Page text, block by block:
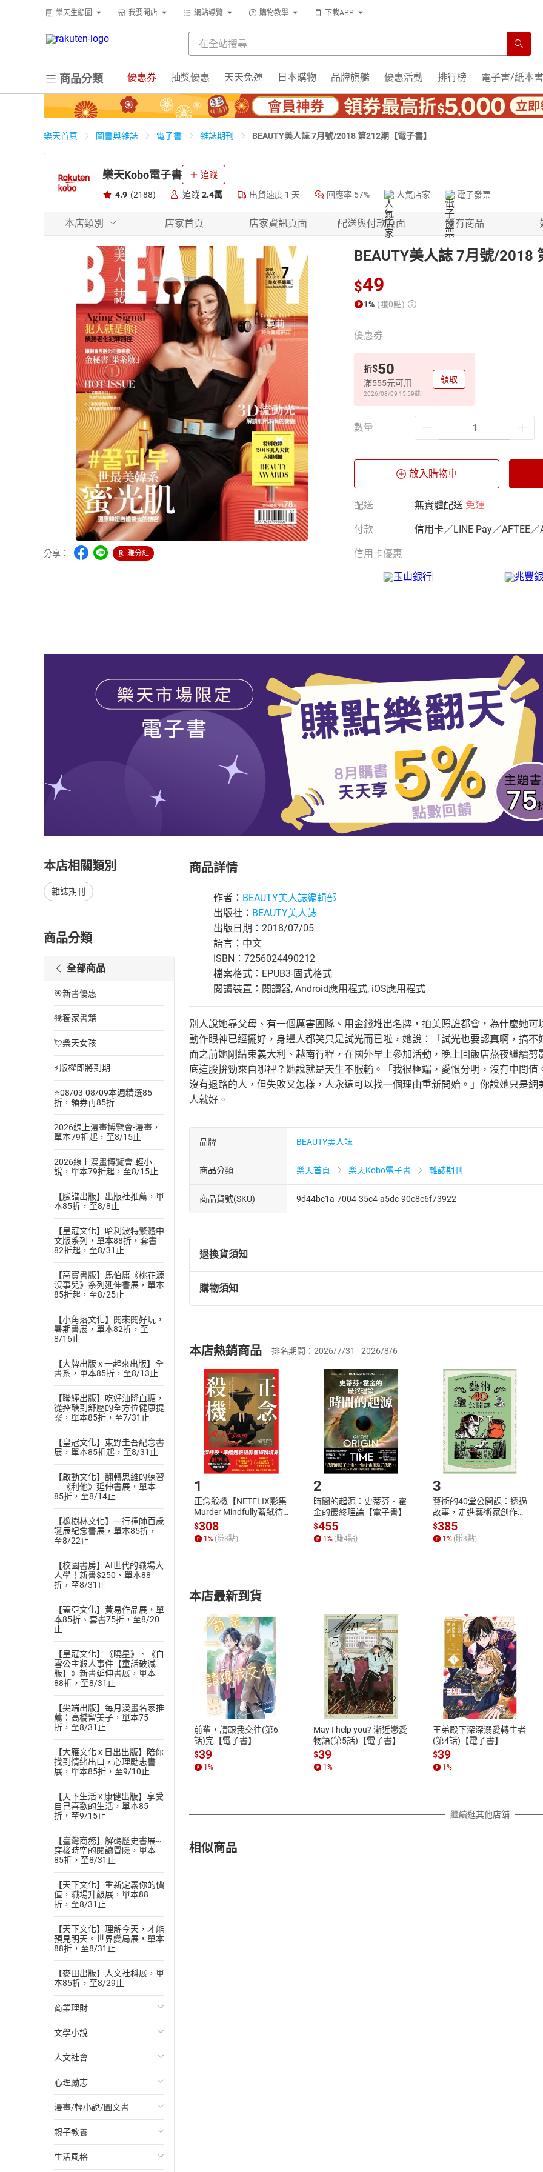
樂天生態圈 我要開店 網站導覽 購物教學 下載APP
商品分類 優惠券 抽獎優惠 天天免運 日本購物 品牌旗艦 優惠活動 排行榜 電子書/紙本書
樂天首頁 圖書與雜誌 電子書 雜誌期刊 BEAUTY美人誌 7月號/2018 第212期【電子書】
樂天Kobo電子書 追蹤
4.9 (2188) 追蹤 2.4萬 出貨速度 1 天 回應率 57% 人氣店家 電子發票
本店類別 店家首頁 店家資訊頁面 配送與付款頁面 所有商品
分享： 賺分紅
BEAUTY美人誌 7月號/2018
$49
1% (賺0點)
優惠券
折$50
滿555元可用
2026/08/09 15:59截止
領取
數量
放入購物車
配送 無實體配送 免運
付款 信用卡／LINE Pay／AFTEE／
信用卡優惠
本店相關類別
雜誌期刊
商品分類
全部商品
🎯新書優惠
🉐獨家書籍
💘樂天女孩
⚡版權即將到期
⭐08/03-08/09本週精選85
折，領券再85折
2026線上漫畫博覽會-漫畫，
單本79折起，至8/15止
2026線上漫畫博覽會-輕小
說，單本79折起，至8/15止
【臉譜出版】出版社推薦，單
本85折，至8/8止
【皇冠文化】哈利波特繁體中
文版系列，單本88折，套書
82折起，至8/31止
【高寶書版】馬伯庸《桃花源
沒事兒》系列延伸書展，單本
85折起，至8/25止
【小角落文化】閱來閱好玩，
暑期書展，單本82折，至
8/16止
【大牌出版 x 一起來出版】全
書系，單本85折，至8/13止
【聯經出版】吃好油降血糖，
從控醣到舒壓的全方位健康提
案，單本85折，至7/31止
【皇冠文化】東野圭吾紀念書
展，單本85折起，至8/31止
【啟動文化】翻轉思維的練習
－《利他》延伸書展，單本
85折，至8/14止
【橡樹林文化】一行禪師百歲
誕辰紀念書展，單本85折，
至8/22止
【校園書房】AI世代的職場大
人學！新書$250、單本88
折，至8/31止
【蓋亞文化】黃易作品展，單
本85折、套書75折，至8/20
止
【皇冠文化】《曉星》、《白
雪公主殺人事件【童話破滅
版】》新書延伸書展，單本
88折，至8/31止
【尖端出版】每月漫畫名家推
薦：高橋留美子，單本75
折，至8/31止
【大雁文化 x 日出出版】陪你
找到情緒出口，心理勵志書
展，單本85折，至9/10止
【天下生活 x 康健出版】享受
自己喜歡的生活，單本85
折，至9/15止
【臺灣商務】解碼歷史書展~
穿梭時空的閱讀冒險，單本
85折，至8/31止
【天下文化】重新定義你的價
值，職場升級展，單本88
折，至8/31止
【天下文化】理解今天，才能
預見明天。世界變局展，單本
88折，至8/31止
【麥田出版】人文社科展，單
本85折，至8/29止
商業理財
投資理財
經濟/趨勢
財務/金融
管理/領導
職場工作術
成功法
文學小說
歐美文學
日本文學
韓國文學
華文文學
經典文學
人文社會
國際關係
政治
社會科學
台灣/中國歷史
心理勵志
心靈成長/情緒
人際關係
兩性關係
漫畫/輕小說/圖文書
輕小說
奇幻/科幻
親子教養
教育現場
生活風格
商品詳情
作者： BEAUTY美人誌編輯部
出版社： BEAUTY美人誌
出版日期：2018/07/05
語言：中文
ISBN：7256024490212
檔案格式：EPUB3-固式格式
閱讀裝置：閱讀器, Android應用程式, iOS應用程式
別人說她靠父母、有一個厲害團隊、用金錢堆出名牌，拍美照誰都會，為什麼她
動作眼神已經擺好，身邊人都笑只是試光而已啦，她說：「試光也要認真啊，搞
面之前她剛結束義大利、越南行程，在國外早上參加活動，晚上回飯店熬夜繼續
底這股拚勁來自哪裡？她說就是天生不服輸。「我很極端，愛恨分明，沒有中間
沒有退路的人，但失敗又怎樣，人永遠可以找一個理由重新開始。」你說她只是
人就好。
品牌 BEAUTY美人誌
商品分類 樂天首頁 樂天Kobo電子書 雜誌期刊
商品貨號(SKU) 9d44bc1a-7004-35c4-a5dc-90c8c6f73922
退換貨須知
退換貨規定：
(一)依消費者保護法第19條第1項後段暨通訊交易解除權合理例外情事適用
(二)消費者訂購本店鋪之商品即代表知悉本店鋪所銷售之商品為電子書，
且已下載/存取電子書，不得請求退貨退款。
退貨方式：您欲取消訂單或辦理退貨時，請登入樂天市場，並於「我的訂單
貨」，本店鋪將依您的申請進行審核，待審核通過後將為您辦理退款事宜。
請注意，樂天市場須以整筆訂單為單位進行取消/退貨，恕無法以單支商品取
購物須知
挑選商品
Choose
放入購物車
Shopping cart
登入帳號
Login
購書後，如何開始使用？
Step1.選擇閱讀載具 Step2.登入
付款方式
ATM轉帳、信用卡、LINE PAY、AFTEE
退換貨規範
本店是否提供消費者保護法七日猶
之權利，遽消費者保護法及通訊交
除權合理例外情事適用準則，依商
質各有不同規定。詳細退換貨說明
照各商品說明。
本店熱銷商品 排名期間：2026/7/31 - 2026/8/6
1
正念殺機【NETFLIX影集
Murder Mindfully蓄弒待
發】【電子書】
$308
1 % (賺3點)
2
時間的起源：史蒂芬．霍
金的最終理論【電子書】
$455
1 % (賺4點)
3
藝術的40堂公開課：透過
故事，走進藝術家創作現
場，看藝術如何誕生、如
何形塑人類生活【電子
書】
$385
1 % (賺3點)
本店最新到貨
前輩，請跟我交往(第6
話)完【電子書】
$39
1 %
May I help you? 漸近戀愛
物語(第5話)【電子書】
$39
1 %
王弟殿下深深溺愛轉生者
(第4話)【電子書】
$39
1 %
繼續逛其他店舖
相似商品